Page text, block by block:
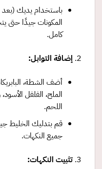
باستخدام يديك (بعد
المكونات جيدًا حتى
كامل.
إضافة التوابل:
أضف الشطة،
الملح، الفلفل
اللحم.
قم بتدليك الخليط
جميع النكهات.
تثبيت النكهات: